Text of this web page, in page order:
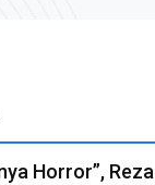
Horror”, Reza